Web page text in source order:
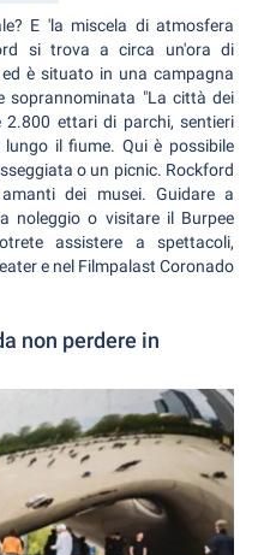
E 'la miscela di atmosfera
si trova a circa un'ora di
è situato in una campagna
soprannominata "La città dei
ettari di parchi, sentieri
il fiume. Qui è possibile
o un picnic. Rockford
dei musei. Guidare a
noleggio o visitare il Burpee
assistere a spettacoli,
e nel Filmpalast Coronado
non perdere in